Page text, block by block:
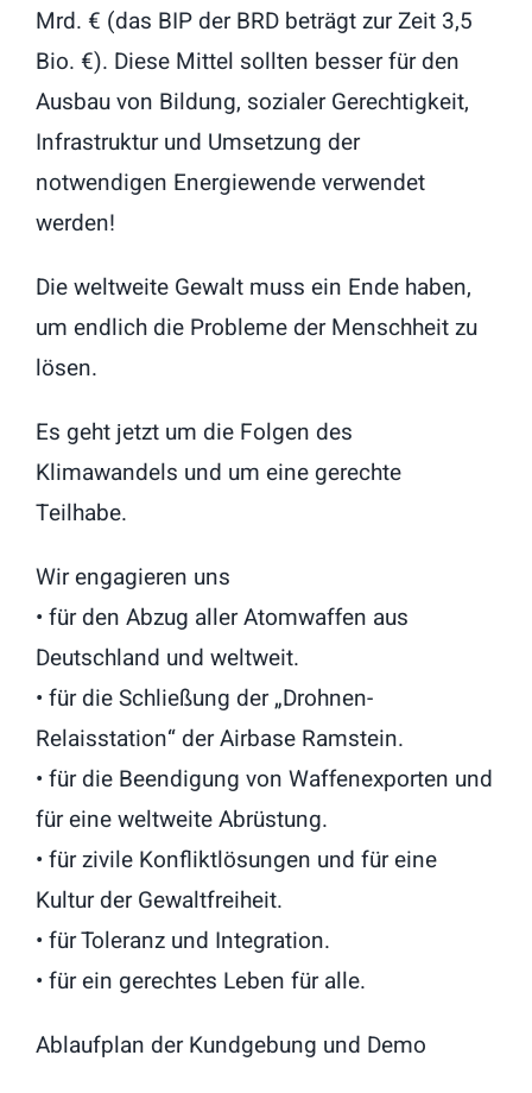
Mrd. € (das BIP der BRD beträgt zur Zeit 3,5
Bio. €). Diese Mittel sollten besser für den
Ausbau von Bildung, sozialer Gerechtigkeit,
Infrastruktur und Umsetzung der
notwendigen Energiewende verwendet
werden!
Die weltweite Gewalt muss ein Ende haben,
um endlich die Probleme der Menschheit zu
lösen.
Es geht jetzt um die Folgen des
Klimawandels und um eine gerechte
Teilhabe.
Wir engagieren uns
• für den Abzug aller Atomwaffen aus
Deutschland und weltweit.
• für die Schließung der „Drohnen-
Relaisstation“ der Airbase Ramstein.
• für die Beendigung von Waffenexporten und
für eine weltweite Abrüstung.
• für zivile Konfliktlösungen und für eine
Kultur der Gewaltfreiheit.
• für Toleranz und Integration.
• für ein gerechtes Leben für alle.
Ablaufplan der Kundgebung und Demo